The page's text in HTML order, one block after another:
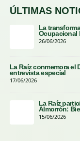
ÚLTIMAS
La
Ocupacional
26/06/2026
La Raíz conmemora el
entrevista especial
17/06/2026
La Raíz
Almorrón:
15/06/2026